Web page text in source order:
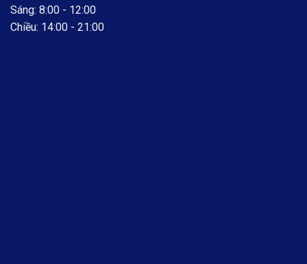
Sáng: 8:00 - 12:00
Chiều: 14:00 - 21:00